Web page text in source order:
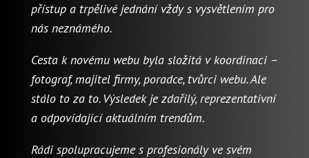
přístup a trpělivé jednání vždy s vysvětlením pro
nás neznámého.
Cesta k novému webu byla složitá v koordinaci –
fotograf, majitel firmy, poradce, tvůrci webu. Ale
stálo to za to. Výsledek je zdařilý, reprezentativní
a odpovídající aktuálním trendům.
Rádi spolupracujeme s profesionály ve svém